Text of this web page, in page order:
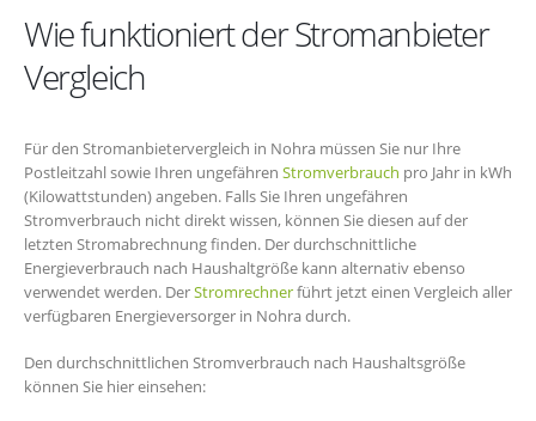
Wie funktioniert der Stromanbieter
Vergleich
Für den Stromanbietervergleich in Nohra müssen Sie nur Ihre
Postleitzahl sowie Ihren ungefähren Stromverbrauch pro Jahr in kWh
(Kilowattstunden) angeben. Falls Sie Ihren ungefähren
Stromverbrauch nicht direkt wissen, können Sie diesen auf der
letzten Stromabrechnung finden. Der durchschnittliche
Energieverbrauch nach Haushaltgröße kann alternativ ebenso
verwendet werden. DerStromrechnerführt jetzt einen Vergleich aller
verfügbaren Energieversorger in Nohra durch.
Den durchschnittlichen Stromverbrauch nach Haushaltsgröße
können Sie hier einsehen: